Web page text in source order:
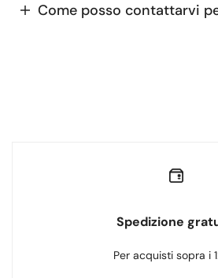
Come posso contattarvi
Spedizione
Per acquisti sopra i